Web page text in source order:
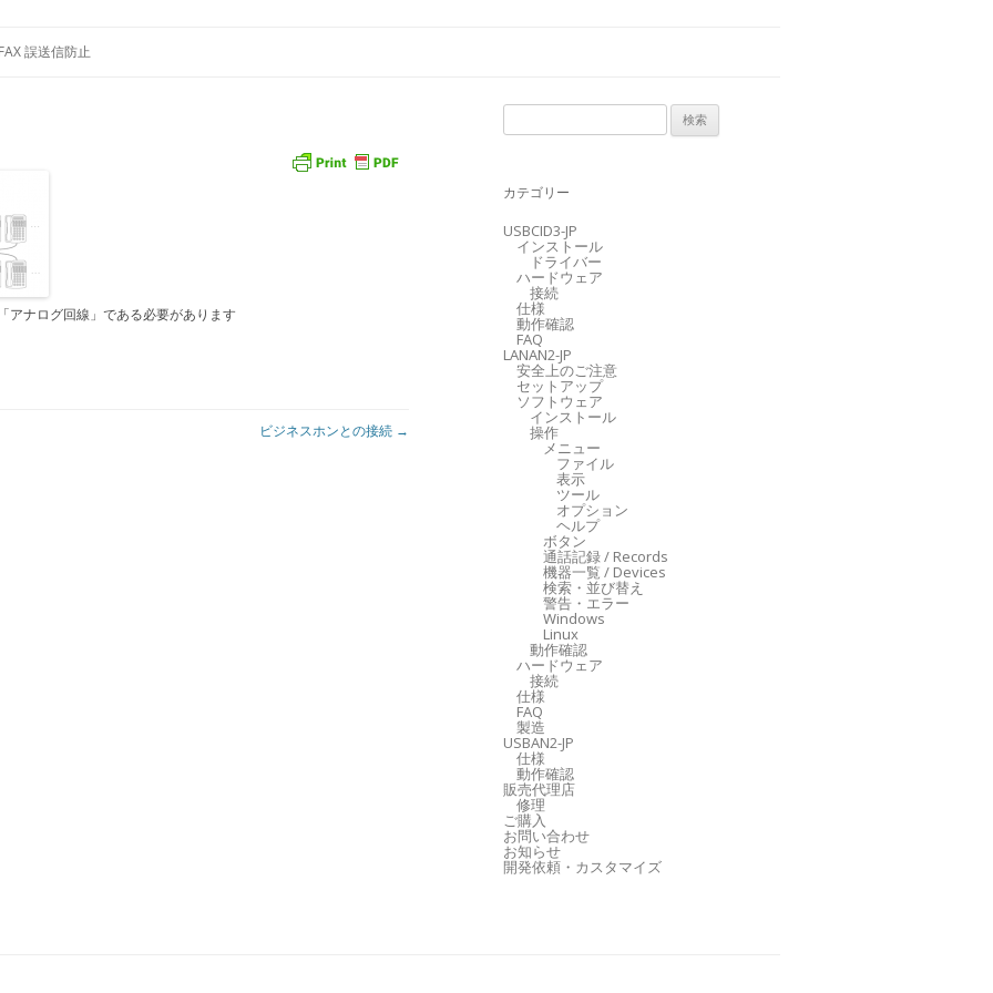
イアダプタ 通話録音
FAX 誤送信防止
アナログ回線」である必要があります
ビジネスホンとの接続 →
カテゴリー
USBCID3-JP
インストール
ドライバー
ハードウェア
接続
仕様
動作確認
FAQ
LANAN2-JP
安全上のご注意
セットアップ
ソフトウェア
インストール
操作
メニュー
ファイル
表示
ツール
オプション
ヘルプ
ボタン
通話記録 / Records
機器一覧 / Devices
検索・並び替え
警告・エラー
Windows
Linux
動作確認
ハードウェア
接続
仕様
FAQ
製造
USBAN2-JP
仕様
動作確認
販売代理店
修理
ご購入
お問い合わせ
お知らせ
開発依頼・カスタマイズ